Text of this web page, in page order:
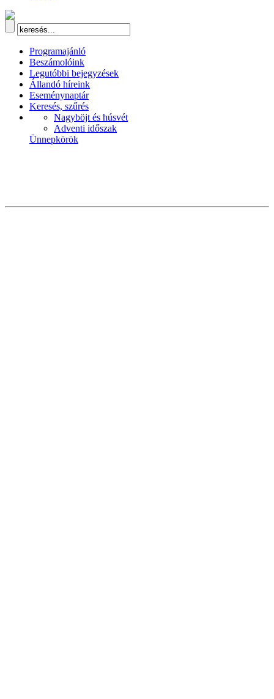
Programajánló
Beszámolóink
Legutóbbi bejegyzések
Állandó híreink
Eseménynaptár
Keresés, szűrés
Nagyböjt és húsvét
Adventi időszak
Ünnepkörök